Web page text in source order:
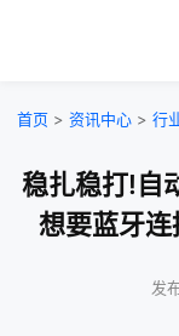
首页 > 资讯中心 > 行
稳扎稳打!自
想要蓝牙
发